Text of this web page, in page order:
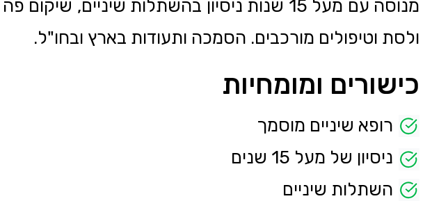
מנוסה עם מעל 15 שנות ניסיון בהשתלות שיניים, שיקום פה
ולסת וטיפולים מורכבים. הסמכה ותעודות בארץ ובחו"ל.
כישורים ומומחיות
רופא שיניים מוסמך
ניסיון של מעל 15 שנים
השתלות שיניים